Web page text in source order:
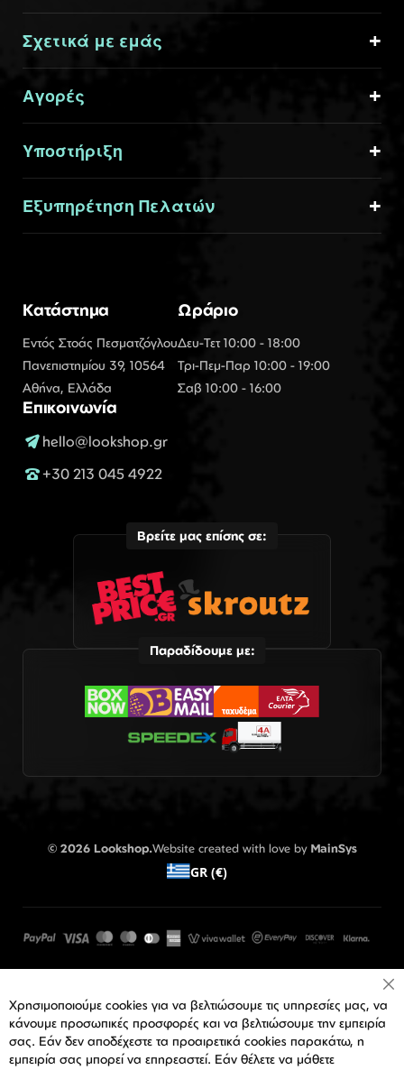
Σχετικά με εμάς
Αγορές
Υποστήριξη
Εξυπηρέτηση Πελατών
Κατάστημα
Εντός Στοάς Πεσματζόγλου
Πανεπιστημίου 39, 10564
Αθήνα, Ελλάδα
Ωράριο
Δευ-Τετ 10:00 - 18:00
Τρι-Πεμ-Παρ 10:00 - 19:00
Σαβ 10:00 - 16:00
Επικοινωνία
hello@lookshop.gr
+30 213 045 4922
Βρείτε μας επίσης σε:
Παραδίδουμε με:
© 2026 Lookshop.Website created with love by MainSys
GR (€)
Χρησιμοποιούμε cookies για να βελτιώσουμε τις υπηρεσίες μας, να
κάνουμε προσωπικές προσφορές και να βελτιώσουμε την εμπειρία
σας. Εάν δεν αποδέχεστε τα προαιρετικά cookies παρακάτω, η
εμπειρία σας μπορεί να επηρεαστεί. Εάν θέλετε να μάθετε